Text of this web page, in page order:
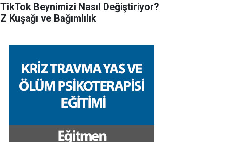
TikTok Beynimizi Nasıl Değiştiriyor?
Z Kuşağı ve Bağımlılık